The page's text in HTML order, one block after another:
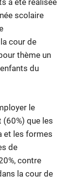
a été réalisée
scolaire
cour de
thème un
du
le
que les
et les formes
de
contre
la cour de